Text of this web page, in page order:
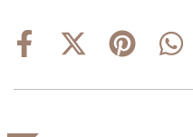
Share
Share
(Twitter)
Share